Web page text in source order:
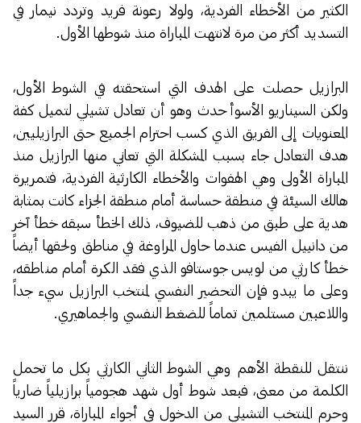
الكثير من الأخطاء الفردية، ولولا رعونة فريد وتردد نيمار في
التسديد أكثر من مرة لانتهت المباراة منذ شوطها الأول.
البرازيل حصلت على الهدف التي استحقته في الشوط الأول،
ولكن السيناريو الأسوأ حدث وهو أن تعادل تشيلي لتميل كفة
المعنويات إلى الفريق الذي كسب احترام الجميع حتى البرازيليين،
هدف التعادل جاء بسبب المشكلة التي تعاني منها البرازيل منذ
المباراة الأولى وهي الهفوات والأخطاء الكارثية الفردية، فتمريرة
هالك السيئة في منطقة حساسة أمام منطقة الجزاء كانت بمثابة
هدية على طبق من ذهب للضيوف، ذلك الخطأ سبقه خطأ آخر
من دانييل الفيس عندما حاول المراوغة في مناطق ولحقها أيضاً
خطأ كارثي من لويس جوستافو الذي فقد الكرة أمام مناطقه،
وعلى ما يبدو فإن التحضير النفسي لمنتخب البرازيل سيء جداً
واللاعبين مستلمين تماماً للضغط النفسي والجماهيري.
ننتقل للنقطة الأهم وهي الشوط الثاني الكارثي بكل ما تحمل
الكلمة من معنى، فبعد شوط أول شهد هجومياً برازيلياً ضارياً
وحرم المنتخب التشيلي من الدخول في أجواء المباراة، قرر السيد